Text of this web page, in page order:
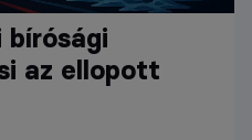
az ellopott